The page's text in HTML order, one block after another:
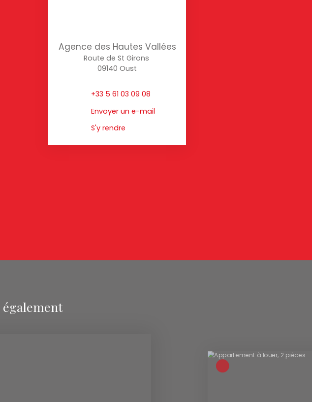
Agence des Hautes Vallées
Route de St Girons
09140 Oust
+33 5 61 03 09 08
Envoyer un e-mail
S'y rendre
également